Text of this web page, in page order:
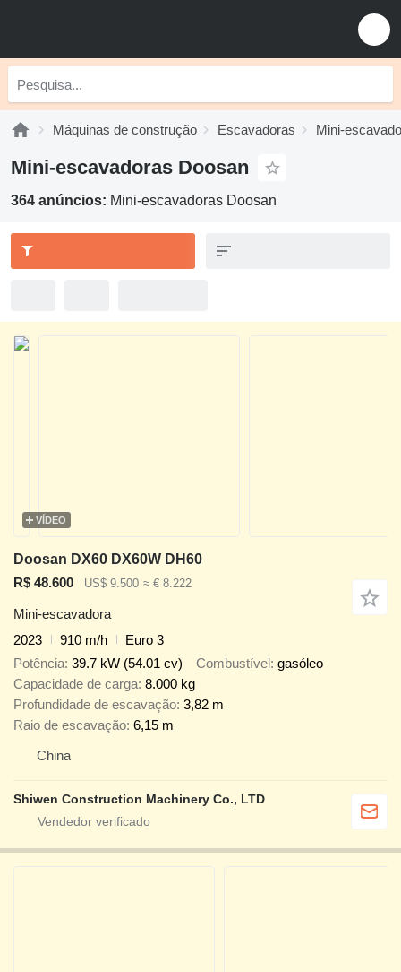
Máquinas de construção Escavadoras Mini-
Mini-escavadoras Doosan
364 anúncios: Mini-escavadoras Doosan
VÍDEO
Doosan DX60 DX60W DH60
R$ 48.600
US$ 9.500 ≈ € 8.222
Mini-escavadora
2023
910 m/h
Euro 3
Potência 39.7 kW (54.01 cv) Combustível gasóleo
Capacidade de carga 8.000 kg
Profundidade de escavação 3,82 m
Raio de escavação 6,15 m
China
Shiwen Construction Machinery Co., LTD